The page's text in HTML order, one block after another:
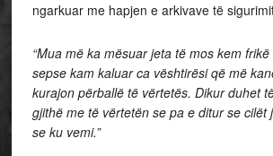
ngarkuar me hapjen e arkivave të
“Mua më ka mësuar jeta të mos kem
sepse kam kaluar ca vështirësi që më
kurajon përballë të vërtetës. Dikur duhet
gjithë me të vërtetën se pa e ditur se cilët
se ku vemi.”